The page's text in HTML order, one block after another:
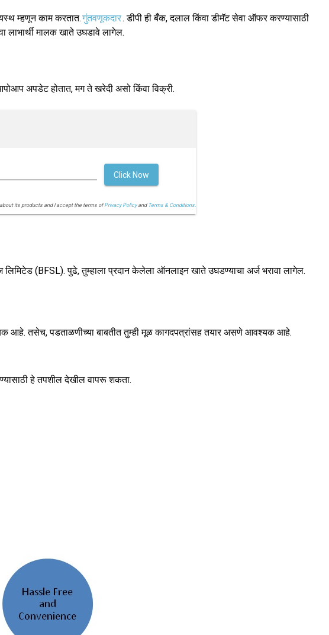
म्हणून काम करतात.गुंतवणूकदार. डीपी ही बँक, दलाल किंवा डीमॅट सेवा ऑफर करण्यासाठी
लाभार्थी मालक खाते उघडावे लागेल.
अपडेट होतात, मग ते खरेदी असो किंवा विक्री.
its products and I accept the terms ofPrivacy Policyand Terms & Conditions.
Click Now
लिमिटेड (BFSL). पुढे, तुम्हाला प्रदान केलेला ऑनलाइन खाते उघडण्याचा अर्ज भरावा लागेल.
आहे. तसेच, पडताळणीच्या बाबतीत तुम्ही मूळ कागदपत्रांसह तयार असणे आवश्यक आहे.
हे तपशील देखील वापरू शकता.